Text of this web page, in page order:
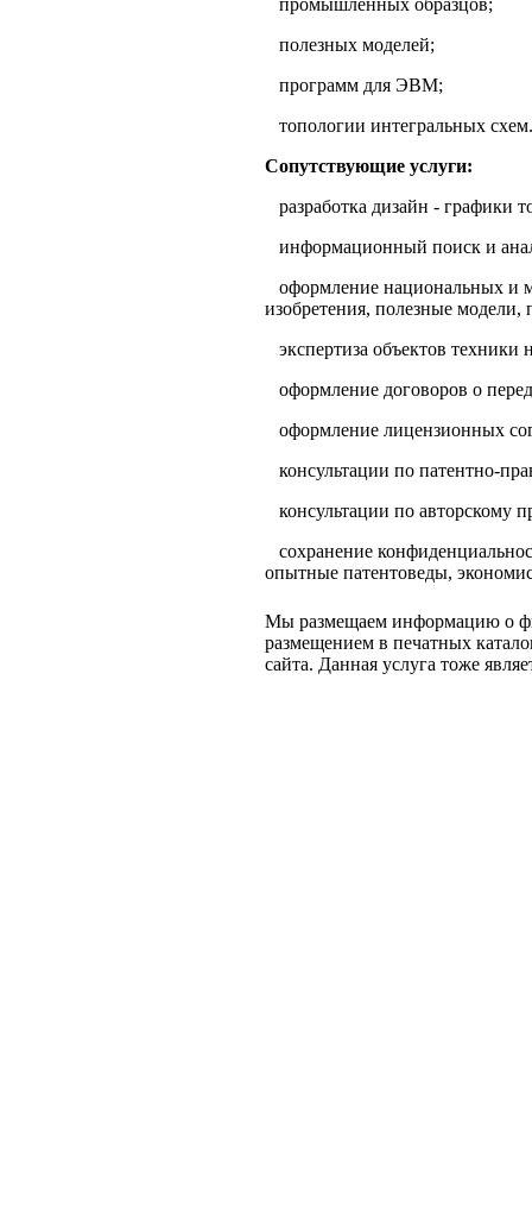
промышленных образцов;
полезных моделей;
программ для ЭВМ;
топологии интегральных схем.
Сопутствующие услуги:
разработка дизайн - графики
информационный поиск и
оформление национальных и
изобретения, полезные
экспертиза объектов
оформление договоров о
оформление лицензионных
консультации по патентно-
консультации по
сохранение
опытные патентоведы,
Мы размещаем информацию о
размещением в печатных
сайта. Данная услуга тоже